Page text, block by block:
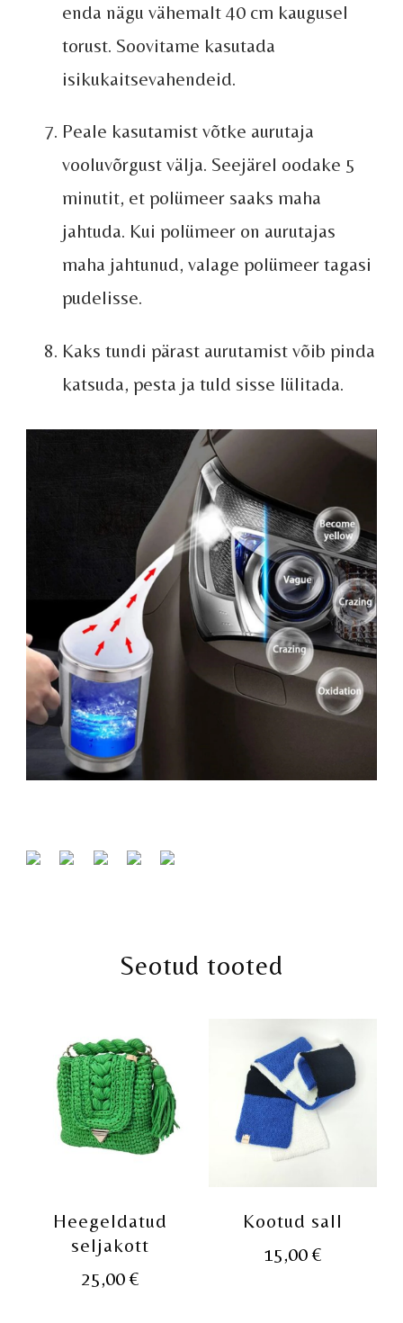
enda nägu vähemalt 40 cm kaugusel
torust. Soovitame kasutada
isikukaitsevahendeid.
Peale kasutamist võtke aurutaja
vooluvõrgust välja. Seejärel oodake 5
minutit, et polümeer saaks maha
jahtuda. Kui polümeer on aurutajas
maha jahtunud, valage polümeer tagasi
pudelisse.
Kaks tundi pärast aurutamist võib pinda
katsuda, pesta ja tuld sisse lülitada.
Seotud tooted
Heegeldatud
seljakott
25,00€
Kootud sall
15,00 €